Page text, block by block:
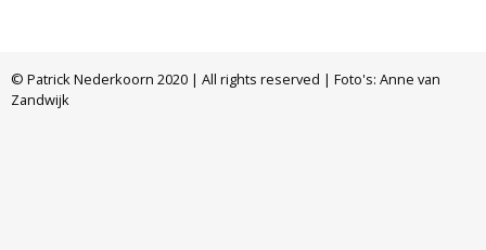
© Patrick Nederkoorn 2020 | All rights reserved | Foto's: Anne van
Zandwijk